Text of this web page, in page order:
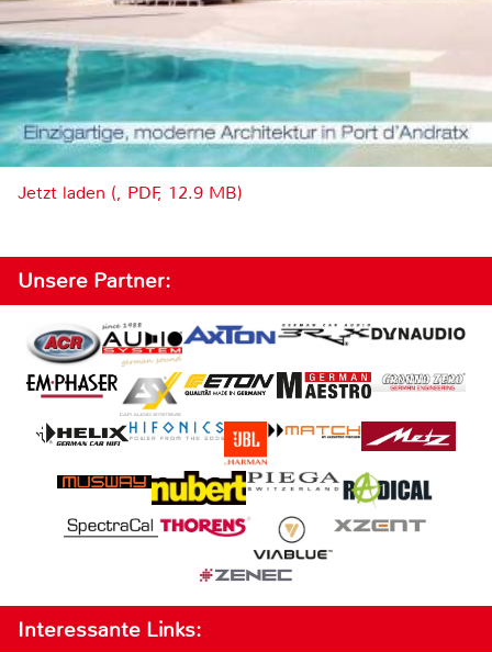
Jetzt laden (, PDF, 12.9 MB)
Unsere Partner:
Interessante Links: